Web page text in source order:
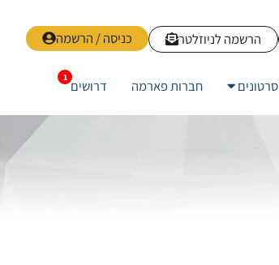
כניסה / הרשמה הרשמה לניוזלטר
סרטונים חברות פארמה דרושים